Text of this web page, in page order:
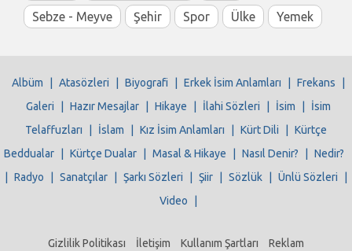
Sebze - Meyve
Şehir Spor Ülke Yemek
Albüm Atasözleri Biyografi Erkek İsim Anlamları Frekans
Galeri
Hazır Mesajlar Hikaye İlahi Sözleri İsim
İsim
Telaffuzları
İslam Kız İsim Anlamları Kürt Dili
Kürtçe
Beddualar
Kürtçe Dualar Masal & Hikaye Nasıl Denir?
Nedir?
Radyo Sanatçılar Şarkı Sözleri Şiir Sözlük Ünlü Sözleri
Video
Gizlilik Politikası İletişim Kullanım Şartları Reklam